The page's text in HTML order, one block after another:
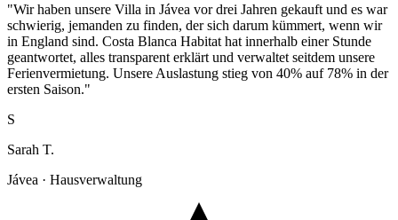
"Wir haben unsere Villa in Jávea vor drei Jahren gekauft und es war
schwierig, jemanden zu finden, der sich darum kümmert, wenn wir
in England sind. Costa Blanca Habitat hat innerhalb einer Stunde
geantwortet, alles transparent erklärt und verwaltet seitdem unsere
Ferienvermietung. Unsere Auslastung stieg von 40% auf 78% in der
ersten Saison."
S
Sarah T.
Jávea · Hausverwaltung